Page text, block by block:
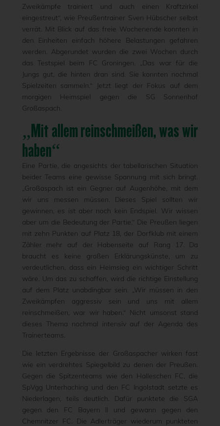
Zweikämpfe trainiert und auch einen Kraftzirkel
eingestreut“, wie Preußentrainer Sven Hübscher selbst
verrät. Mit Blick auf das freie Wochenende konnten in
den Einheiten einfach höhere Belastungen gefahren
werden. Abgerundet wurden die zwei Wochen durch
das Testspiel beim FC Groningen. „Das war für die
Jungs gut, die hinten dran sind. Sie konnten nochmal
Spielzeiten sammeln.“ Jetzt liegt der Fokus auf dem
morgigen Heimspiel gegen die SG Sonnenhof
Großaspach.
„Mit allem reinschmeißen, was wir
haben“
Eine Partie, die angesichts der tabellarischen Situation
beider Teams eine gewisse Spannung mit sich bringt.
„Großaspach ist ein Gegner auf Augenhöhe, mit dem
wir uns messen müssen. Dieses Spiel sollten wir
gewinnen, es ist aber noch kein Endspiel. Wir wissen
aber um die Bedeutung der Partie.“ Die Preußen liegen
mit zehn Punkten auf Platz 18, der Dorfklub mit einem
Zähler mehr auf der Habenseite auf Rang 17. Da
braucht es keine großen Erklärungskünste, um zu
verdeutlichen, dass ein Heimsieg ein wichtiger Schritt
wäre. Um das zu schaffen, wird die richtige Einstellung
auf dem Platz unabdingbar sein. „Wir müssen in den
Zweikämpfen aggressiv sein und uns mit allem
reinschmeißen, war wir haben.“ Nicht umsonst stand
dieses Thema nochmal intensiv auf der Agenda des
Trainerteams.
Die letzten Ergebnisse der Großaspacher wirken fast
wie ein verdrehtes Spiegelbild zu denen der Preußen.
Gegen die Spitzenteams wie den Halleschen FC, die
SpVgg Unterhaching und den FC Ingolstadt setzte es
Niederlagen, teils deutlich. Dafür punktete die SGA
gegen den FC Bayern II und gewann gegen den
Chemnitzer FC. Die Adlerträger wiederum punkteten